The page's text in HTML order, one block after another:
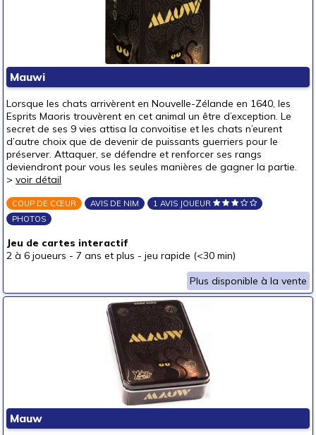
Puzzles & casse-têtes
un bébé (0-3 ans)
un p'tit bout (3-6 ans)
un junior (6-8 ans)
un jeune ado (8-12 ans)
un ado (12-16 ans)
un adulte (16 ans et +)
Prix
autour de 5 €
(1)
autour de 15 €
(2)
autour de 50 €
50 € et au-delà
Mauwi
Lorsque les chats arrivèrent en Nouvelle-Zélande en 1640, les
Esprits Maoris trouvèrent en cet animal un être d’exception. Le
secret de ses 9 vies attisa la convoitise et les chats n’eurent
d’autre choix que de devenir de puissants guerriers pour le
préserver. Attaquer, se défendre et renforcer ses rangs
deviendront pour vous les seules manières de gagner la partie.
> voir détail
COUP DE CŒUR AVIS DE NIM
1 AVIS JOUEUR
PHOTOS
Jeu de cartes interactif
2 à 6 joueurs - 7 ans et plus - jeu rapide (<30 min)
Plus disponible à la vente
Mauw